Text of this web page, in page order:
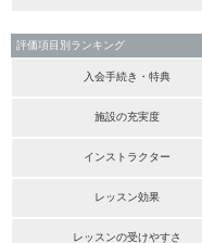
評価項目別ランキング
入会手続き・特典
施設の充実度
インストラクター
レッスン効果
レッスンの受けやすさ